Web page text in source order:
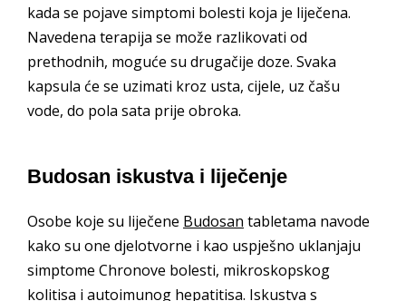
kada se pojave simptomi bolesti koja je liječena.
Navedena terapija se može razlikovati od
prethodnih, moguće su drugačije doze. Svaka
kapsula će se uzimati kroz usta, cijele, uz čašu
vode, do pola sata prije obroka.
Budosan iskustva i liječenje
Osobe koje su liječene Budosan tabletama navode
kako su one djelotvorne i kao uspješno uklanjaju
simptome Chronove bolesti, mikroskopskog
kolitisa i autoimunog hepatitisa. Iskustva s